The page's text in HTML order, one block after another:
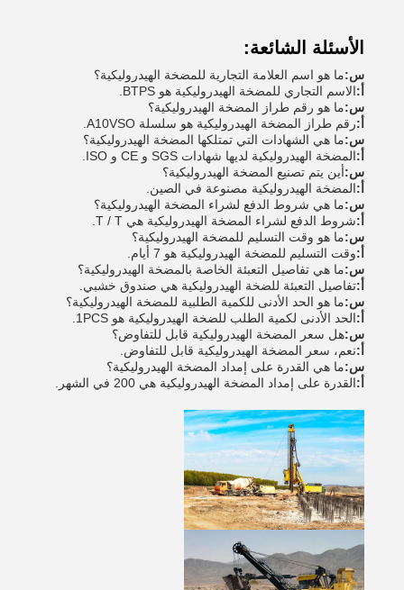
الأسئلة الشائعة:
س:ما هو اسم العلامة التجارية للمضخة الهيدروليكية؟
أ:الاسم التجاري للمضخة الهيدروليكية هو BTPS.
س:ما هو رقم طراز المضخة الهيدروليكية؟
أ:رقم طراز المضخة الهيدروليكية هو سلسلة A10VSO.
س:ما هي الشهادات التي تمتلكها المضخة الهيدروليكية؟
أ:المضخة الهيدروليكية لديها شهادات SGS و CE و ISO.
س:أين يتم تصنيع المضخة الهيدروليكية؟
أ:المضخة الهيدروليكية مصنوعة في الصين.
س:ما هي شروط الدفع لشراء المضخة الهيدروليكية؟
أ:شروط الدفع لشراء المضخة الهيدروليكية هي T / T.
س:ما هو وقت التسليم للمضخة الهيدروليكية؟
أ:وقت التسليم للمضخة الهيدروليكية هو 7 أيام.
س:ما هي تفاصيل التعبئة الخاصة بالمضخة الهيدروليكية؟
أ:تفاصيل التعبئة للضخة الهيدروليكية هي صندوق خشبي.
س:ما هو الحد الأدنى للكمية الطلبية للمضخة الهيدروليكية؟
أ:الحد الأدنى لكمية الطلب للضخة الهيدروليكية هو 1PCS.
س:هل سعر المضخة الهيدروليكية قابل للتفاوض؟
أ:نعم، سعر المضخة الهيدروليكية قابل للتفاوض.
س:ما هي القدرة على إمداد المضخة الهيدروليكية؟
أ:القدرة على إمداد المضخة الهيدروليكية هي 200 في الشهر.